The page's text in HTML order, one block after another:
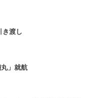
き渡し
」就航